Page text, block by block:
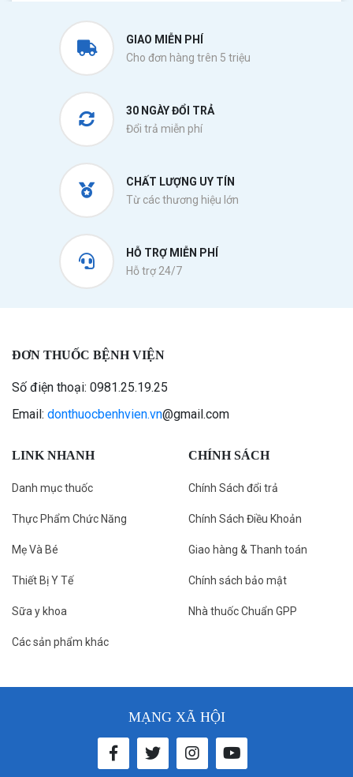
GIAO MIỄN PHÍ
Cho đơn hàng trên 5 triệu
30 NGÀY ĐỔI TRẢ
Đổi trả miễn phí
CHẤT LƯỢNG UY TÍN
Từ các thương hiệu lớn
HỖ TRỢ MIỄN PHÍ
Hỗ trợ 24/7
ĐƠN THUỐC BỆNH VIỆN
Số điện thoại: 0981.25.19.25
Email: donthuocbenhvien.vn@gmail.com
LINK NHANH
Danh mục thuốc
Thực Phẩm Chức Năng
Mẹ Và Bé
Thiết Bị Y Tế
Sữa y khoa
Các sản phẩm khác
CHÍNH SÁCH
Chính Sách đổi trả
Chính Sách Điều Khoản
Giao hàng & Thanh toán
Chính sách bảo mật
Nhà thuốc Chuẩn GPP
MẠNG XÃ HỘI